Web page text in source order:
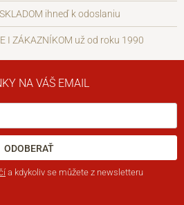
ihneď k odoslaniu
I ZÁKAZNÍKOM už od roku 1990
NA VÁŠ EMAIL
ODOBERAŤ
a kdykoliv se můžete z newsletteru